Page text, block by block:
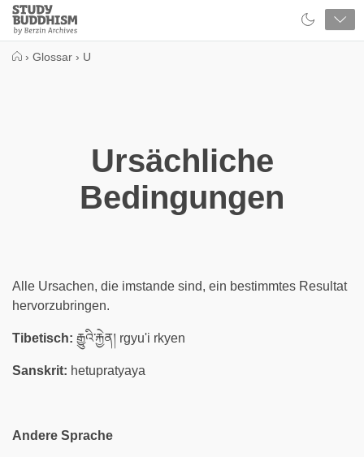
Close
Study
Buddhism
› Glossar › U
Ursächliche
Bedingungen
Alle Ursachen, die imstande sind, ein bestimmtes Resultat
hervorzubringen.
Tibetisch: རྒྱུའི་རྐྱེན། rgyu'i rkyen
Sanskrit: hetupratyaya
Andere Sprache